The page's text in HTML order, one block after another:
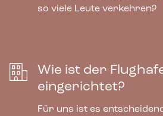
so viele Leute verkehren?
Wie ist der
eingerichtet?
Für uns ist es